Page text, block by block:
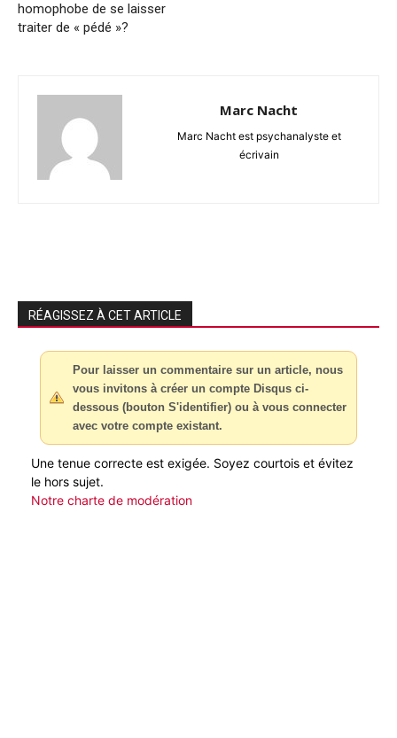
homophobe de se laisser
traiter de « pédé »?
Marc Nacht
Marc Nacht est psychanalyste et
écrivain
RÉAGISSEZ À CET ARTICLE
Pour laisser un commentaire sur un article, nous
vous invitons à créer un compte Disqus ci-
dessous (bouton S'identifier) ou à vous connecter
avec votre compte existant.
Une tenue correcte est exigée. Soyez courtois et évitez
le hors sujet.
Notre charte de modération